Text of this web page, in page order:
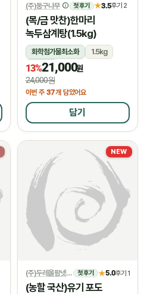
(주)둥구나무 첫 후기 ★3.5후기 2
(목/금 맛찬)한마리
녹두삼계탕(1.5kg)
화학첨가물최소화
1.5kg
냉장
13%21,000원
24,000원
이번 주 37개 담았어요
담기
NEW
(주)두레올팜넷 첫 후기 ★5.0후기 1
(농할 국산)유기 포도